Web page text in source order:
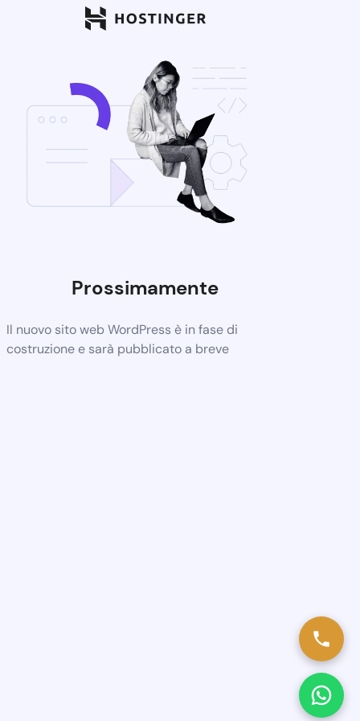
Prossimamente
Il nuovo sito web WordPress è in fase di
costruzione e sarà pubblicato a breve